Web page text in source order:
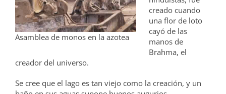
Asamblea de monos en la azotea
creado cuando
una flor de loto
cayó de las
manos de
Brahma, el
creador del universo.
Se cree que el lago es tan viejo como la creación, y un